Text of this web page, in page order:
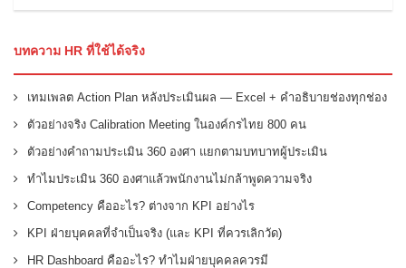
บทความ HR ที่ใช้ได้จริง
เทมเพลต Action Plan หลังประเมินผล — Excel + คำอธิบายช่องทุกช่อง
ตัวอย่างจริง Calibration Meeting ในองค์กรไทย 800 คน
ตัวอย่างคำถามประเมิน 360 องศา แยกตามบทบาทผู้ประเมิน
ทำไมประเมิน 360 องศาแล้วพนักงานไม่กล้าพูดความจริง
Competency คืออะไร? ต่างจาก KPI อย่างไร
KPI ฝ่ายบุคคลที่จำเป็นจริง (และ KPI ที่ควรเลิกวัด)
HR Dashboard คืออะไร? ทำไมฝ่ายบุคคลควรมี